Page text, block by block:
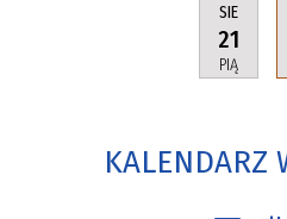
SIE
21
PIĄ
KALENDARZ